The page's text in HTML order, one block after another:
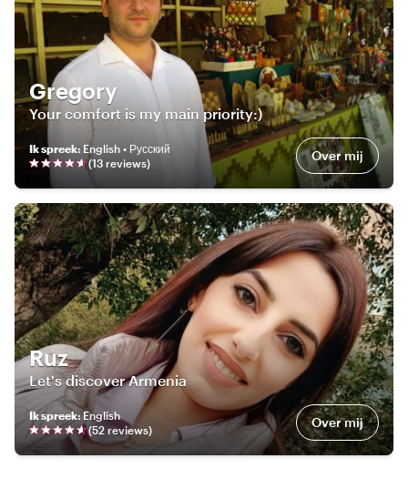
Gregory
Your comfort is my main priority:)
Ik spreek: English • Русский
(13 reviews) Over mij
Ruz
Let's discover Armenia
Ik spreek: English
(52 reviews) Over mij